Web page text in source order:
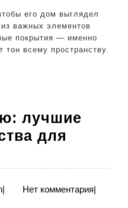
важных элементов
покрытия — именно
всему пространству.
лучшие
для
admin
| Нет комментария|